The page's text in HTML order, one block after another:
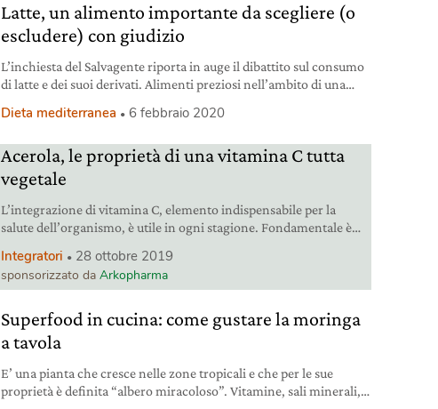
portato la Corte di giustizia europea a sentenziare che indicare
Latte, un alimento importante da scegliere (o
escludere) con giudizio
L’inchiesta del Salvagente riporta in auge il dibattito sul consumo
di latte e dei suoi derivati. Alimenti preziosi nell’ambito di una
eccedere, anche quando si è vegetariani. Viceversa, chi invece
Dieta mediterranea 6 febbraio 2020
Acerola, le proprietà di una vitamina C tutta
vegetale
L’integrazione di vitamina C, elemento indispensabile per la
salute dell’organismo, è utile in ogni stagione. Fondamentale è
Integratori 28 ottobre 2019
sponsorizzato daArkopharma
Superfood in cucina: come gustare la moringa
a tavola
E’ una pianta che cresce nelle zone tropicali e che per le sue
proprietà è definita “albero miracoloso”. Vitamine, sali minerali,